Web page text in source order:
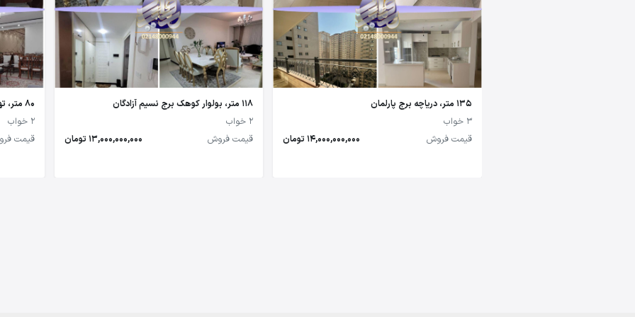
135 متر، دریاچه برج پارلمان
3 خواب
قیمت فروش
14,000,000,000 تومان
118 متر، بولوار کوهک برج نسیم آزادگان
2 خواب
قیمت فروش
13,000,000,000 تومان
80 متر، تهرانسر
2 خواب
قیمت